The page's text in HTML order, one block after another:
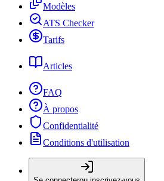
Modèles
ATS Checker
Tarifs
Articles
FAQ
À propos
Confidentialité
Conditions d'utilisation